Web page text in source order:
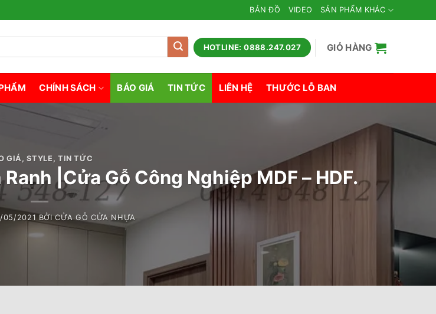
BẢN ĐỒ VIDEO SẢN PHẨM KHÁC
HOTLINE: 0888.247.027 GIỎ HÀNG
CHÍNH SÁCH BÁO GIÁ TIN TỨC LIÊN HỆ THƯỚC LỖ BAN
GIÁ,STYLE , TIN TỨC
|Cửa Gỗ Công Nghiệp MDF – HDF.
05/2021 BỞICỬA GỖ CỬA NHỰA